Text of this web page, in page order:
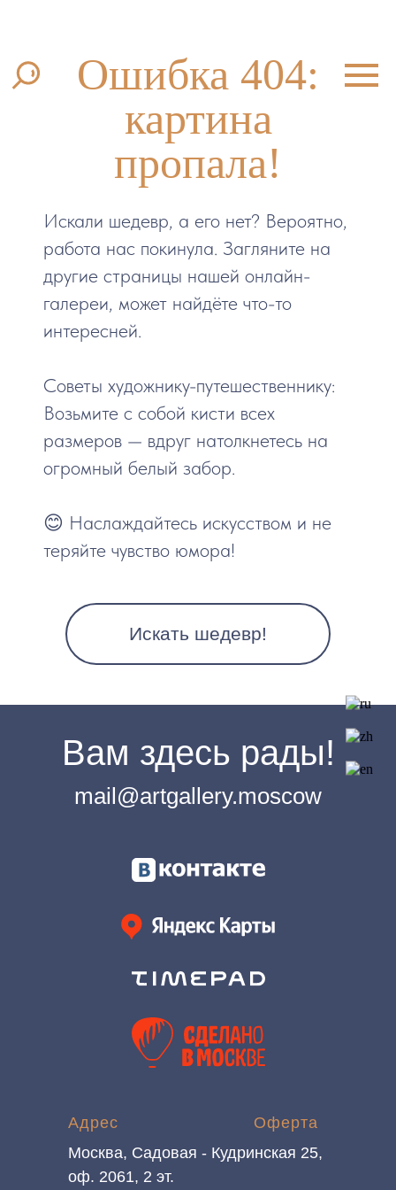
Ошибка 404:
картина
пропала!
Искали шедевр, а его нет? Вероятно,
работа нас покинула. Загляните на
другие страницы нашей онлайн-
галереи, может найдёте что-то
интересней.
Советы художнику-путешественнику:
Возьмите с собой кисти всех
размеров — вдруг натолкнетесь на
огромный белый забор.
😊 Наслаждайтесь искусством и не
теряйте чувство юмора!
Искать шедевр!
Москва, Садовая - Кудринская 25,
оф. 2061, 2 эт.
Адрес Оферта
mail@artgallery.moscow
Вам здесь рады!